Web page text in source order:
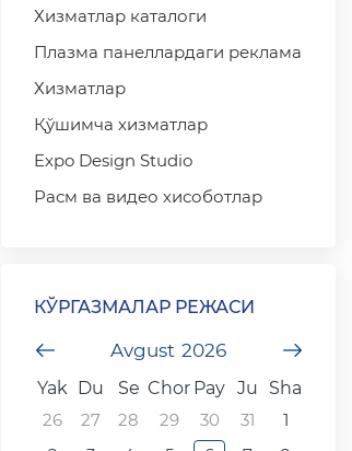
Хизматлар каталоги
Плазма панеллардаги реклама
Хизматлар
Қўшимча хизматлар
Expo Design Studio
Расм ва видео хисоботлар
КЎРГАЗМАЛАР РЕЖАСИ
Avgust 2026
undefined
Yak Du Se Chor Pay Ju
Sha
26
27 28 29 30 31
1